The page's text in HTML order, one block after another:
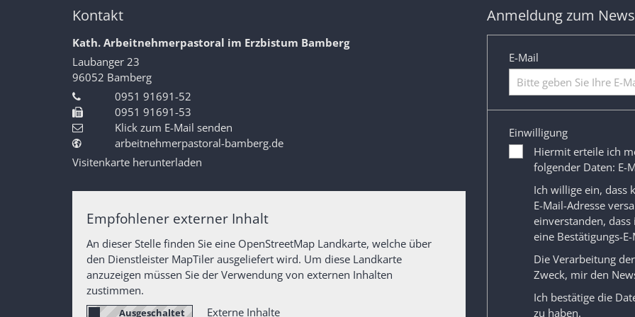
Kontakt
Kath. Arbeitnehmerpastoral im Erzbistum Bamberg
Laubanger 23
96052 Bamberg
0951 91691-52
0951 91691-53
Klick zum E-Mail senden
arbeitnehmerpastoral-bamberg.de
Visitenkarte herunterladen
Empfohlener externer Inhalt
An dieser Stelle finden Sie eine OpenStreetMap Landkarte, welche über
den Dienstleister MapTiler ausgeliefert wird. Um diese Landkarte
anzuzeigen müssen Sie der Verwendung von externen Inhalten
zustimmen.
Externe Inhalte
Anmeldung zum
E-Mail
Einwilligung
Hiermit erteile ich
folgender Daten: E-
Ich willige ein, dass
E-Mail-Adresse
einverstanden,
eine Bestätigungs-
Die Verarbeitung
Zweck, mir den
Ich bestätige die
zu haben.